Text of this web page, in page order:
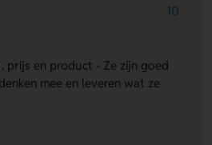
10
prijs en product - Ze zijn goed
mee en leveren wat ze